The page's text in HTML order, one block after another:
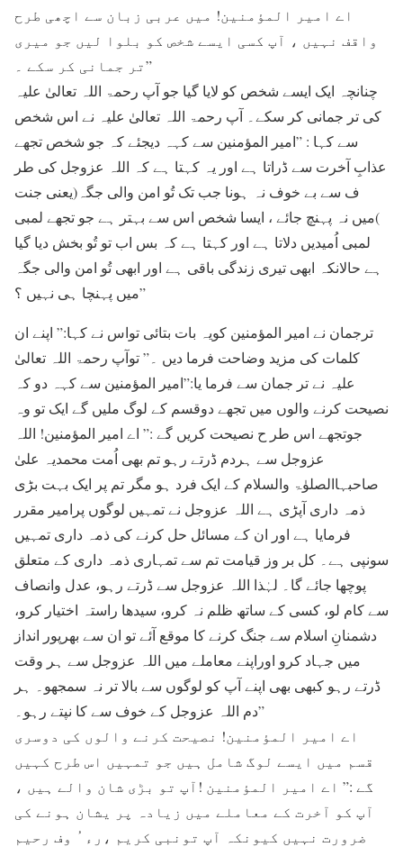
اے امیر المؤمنین! میں عربی زبان سے اچھی طرح
واقف نہیں ، آپ کسی ایسے شخص کو بلوا لیں جو میری
تر جمانی کر سکے ۔”
چنانچہ ایک ایسے شخص کو لایا گیا جو آپ رحمۃ اللہ تعالیٰ علیہ
کی تر جمانی کر سکے۔ آپ رحمۃ اللہ تعالیٰ علیہ نے اس شخص
سے کہا : ”امیر المؤمنین سے کہہ دیجئے کہ جو شخص تجھے
عذابِ آخرت سے ڈراتا ہے اور یہ کہتا ہے کہ اللہ عزوجل کی طر
ف سے بے خوف نہ ہونا جب تک تُو امن والی جگہ(یعنی جنت
)میں نہ پہنچ جائے ، ایسا شخص اس سے بہتر ہے جو تجھے لمبی
لمبی اُمیدیں دلاتا ہے اور کہتا ہے کہ بس اب تو تُو بخش دیا گیا
ہے حالانکہ ابھی تیری زندگی باقی ہے اور ابھی تُو امن والی جگہ
میں پہنچا ہی نہیں ؟”
ترجمان نے امیر المؤمنین کویہ بات بتائی تواس نے کہا:” اپنے ان
کلمات کی مزید وضاحت فرما دیں ۔” توآپ رحمۃ اللہ تعالیٰ
علیہ نے تر جمان سے فرما یا:”امیر المؤمنین سے کہہ دو کہ
نصیحت کرنے والوں میں تجھے دوقسم کے لوگ ملیں گے ایک تو وہ
جوتجھے اس طر ح نصیحت کریں گے :” اے امیر المؤمنین! اللہ
عزوجل سے ہردم ڈرتے رہو تم بھی اُمت محمدیہ علیٰ
صاحبہاالصلوٰۃ والسلام کے ایک فرد ہو مگر تم پر ایک بہت بڑی
ذمہ داری آپڑی ہے اللہ عزوجل نے تمہیں لوگوں پرامیر مقرر
فرمایا ہے اور ان کے مسائل حل کرنے کی ذمہ داری تمہیں
سونپی ہے۔ کل بر وز قیامت تم سے تمہاری ذمہ داری کے متعلق
پوچھا جائے گا۔ لہٰذا اللہ عزوجل سے ڈرتے رہو، عدل وانصاف
سے کام لو، کسی کے ساتھ ظلم نہ کرو، سیدھا راستہ اختیار کرو،
دشمنانِ اسلام سے جنگ کرنے کا موقع آئے تو ان سے بھرپور انداز
میں جہاد کرو اوراپنے معاملے میں اللہ عزوجل سے ہر وقت
ڈرتے رہو کبھی بھی اپنے آپ کو لوگوں سے بالا تر نہ سمجھو۔ ہر
دم اللہ عزوجل کے خوف سے کا نپتے رہو۔”
اے امیر المؤمنین! نصیحت کرنے والوں کی دوسری
قسم میں ایسے لوگ شامل ہیں جو تمہیں اس طرح کہیں
گے :” اے امیر المؤمنین !آپ تو بڑی شان والے ہیں ،
آپ کو آخرت کے معاملے میں زیادہ پر یشان ہونے کی
ضرورت نہیں کیونکہ آپ تونبی کریم ،رء ُ وف رحیم